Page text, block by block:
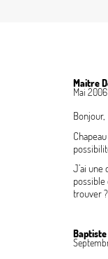
Maitre
Mai 2006
Bonjour,
J’ai
possible
trouver
Baptiste